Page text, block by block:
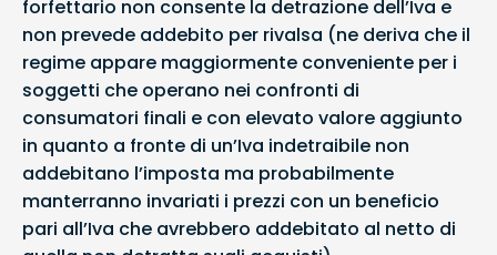
forfettario non consente la detrazione dell’Iva e
non prevede addebito per rivalsa (ne deriva che il
regime appare maggiormente conveniente per i
soggetti che operano nei confronti di
consumatori finali e con elevato valore aggiunto
in quanto a fronte di un’Iva indetraibile non
addebitano l’imposta ma probabilmente
manterranno invariati i prezzi con un beneficio
pari all’Iva che avrebbero addebitato al netto di